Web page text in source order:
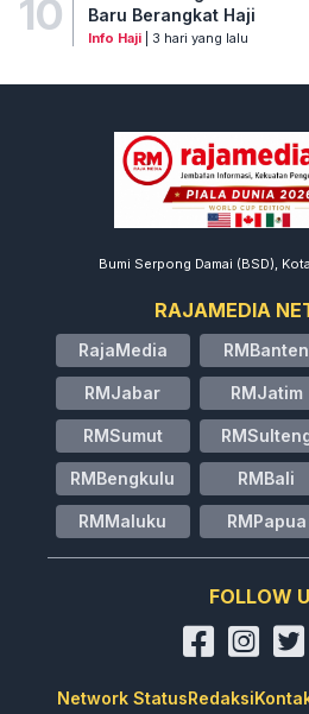
10
Baru Berangkat Haji
Info Haji| 3 hari yang lalu
Bumi Serpong Damai (BSD),
RAJAMEDIA
RajaMedia RMBanten
RMJabar RMJatim
RMSumut
RMBengkulu RMBali
RMMaluku RMPapua
FOLLOW
Network StatusRedaksi